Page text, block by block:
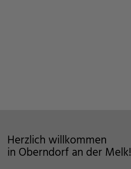
Herzlich willkommen
in Oberndorf an der Melk!